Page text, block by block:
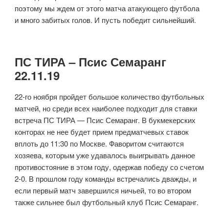
поэтому мы ждем от этого матча атакующего футбола
и много забитых голов. И пусть победит сильнейший.
ПС ТИРА – Псис Семаранг
22.11.19
22-го ноября пройдет большое количество футбольных
матчей, но среди всех наиболее подходит для ставки
встреча ПС ТИРА — Псис Семаранг. В букмекерских
конторах не нее будет прием предматчевых ставок
вплоть до 11:30 по Москве. Фаворитом считаются
хозяева, которым уже удавалось выигрывать данное
противостояние в этом году, одержав победу со счетом
2-0. В прошлом году команды встречались дважды, и
если первый матч завершился ничьей, то во втором
также сильнее был футбольный клуб Псис Семаранг.